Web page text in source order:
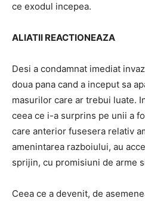
ce exodul incepea.
ALIATII REACTIONEAZA
Desi a condamnat imediat
doua pana cand a inceput sa
masurilor care ar trebui luate.
ceea ce i-a surprins pe unii a
care anterior fusesera relativ
amenintarea razboiului, au
sprijin, cu promisiuni de arme
Ceea ce a devenit, de